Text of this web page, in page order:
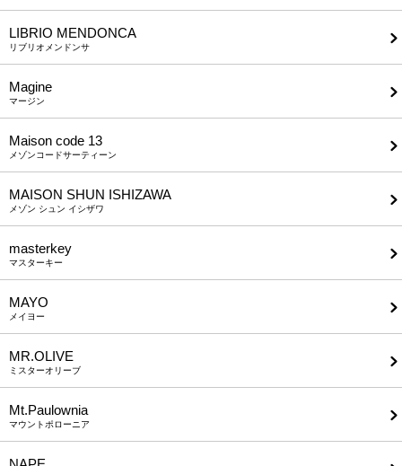
LIBRIO MENDONCA
リブリオメンドンサ
Magine
マージン
Maison code 13
メゾンコードサーティーン
MAISON SHUN ISHIZAWA
メゾン シュン イシザワ
masterkey
マスターキー
MAYO
メイヨー
MR.OLIVE
ミスターオリーブ
Mt.Paulownia
マウントポローニア